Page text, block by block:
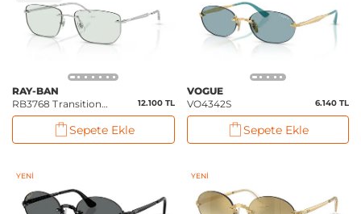
RAY-BAN
RB3768 Transitions
® Color Touch
12.100 TL
Sepete Ekle
VOGUE
VO4342S
6.140 TL
Sepete Ekle
YENI YENI